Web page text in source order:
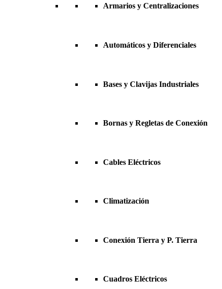
Armarios y Centralizaciones
Automáticos y Diferenciales
Bases y Clavijas Industriales
Bornas y Regletas de Conexión
Cables Eléctricos
Climatización
Conexión Tierra y P. Tierra
Cuadros Eléctricos